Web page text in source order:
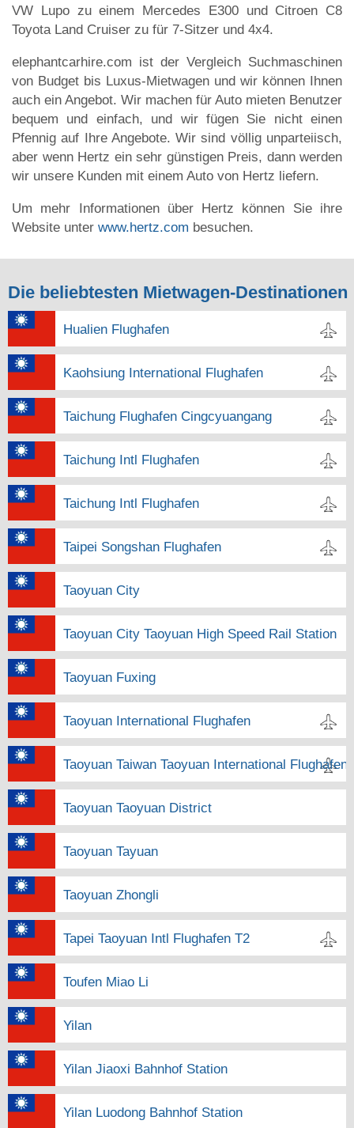
VW Lupo zu einem Mercedes E300 und Citroen C8
Toyota Land Cruiser zu für 7-Sitzer und 4x4.
elephantcarhire.com ist der Vergleich Suchmaschinen
von Budget bis Luxus-Mietwagen und wir können Ihnen
auch ein Angebot. Wir machen für Auto mieten Benutzer
bequem und einfach, und wir fügen Sie nicht einen
Pfennig auf Ihre Angebote. Wir sind völlig unparteiisch,
aber wenn Hertz ein sehr günstigen Preis, dann werden
wir unsere Kunden mit einem Auto von Hertz liefern.
Um mehr Informationen über Hertz können Sie ihre
Website unter www.hertz.com besuchen.
Die beliebtesten Mietwagen-Destinationen
Hualien Flughafen
Kaohsiung International Flughafen
Taichung Flughafen Cingcyuangang
Taichung Intl Flughafen
Taichung Intl Flughafen
Taipei Songshan Flughafen
Taoyuan City
Taoyuan City Taoyuan High Speed Rail Station
Taoyuan Fuxing
Taoyuan International Flughafen
Taoyuan Taiwan Taoyuan International Flughafen
Taoyuan Taoyuan District
Taoyuan Tayuan
Taoyuan Zhongli
Tapei Taoyuan Intl Flughafen T2
Toufen Miao Li
Yilan
Yilan Jiaoxi Bahnhof Station
Yilan Luodong Bahnhof Station